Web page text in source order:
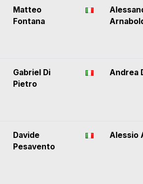
Matteo
Fontana
Gabriel Di
Pietro
Andrea
Davide
Pesavento
Alessio